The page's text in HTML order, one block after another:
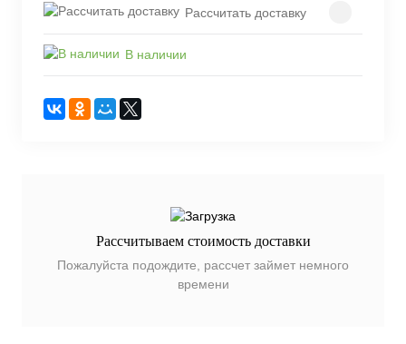
Рассчитать доставку
В наличии
Рассчитываем стоимость доставки
Пожалуйста подождите, рассчет займет немного
времени